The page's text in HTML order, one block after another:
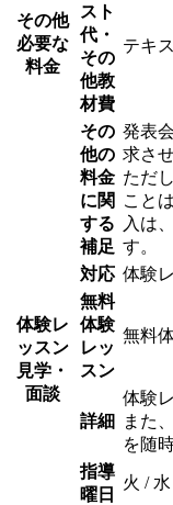
その他
必要な
料金
スト
代・
その
他教
材費
テキ
その
他の
料金
に関
する
補足
発表
求さ
ただ
こと
入は
す。
体験レ
ッスン
見学・
面談
対応 体験
無料
体験
レッ
スン
無料
詳細
体験
また
を随
指導
曜日
火 /